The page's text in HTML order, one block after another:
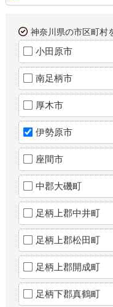
神奈川県の市区町村
小田原市
南足柄市
厚木市
伊勢原市
座間市
中郡大磯町
足柄上郡中井町
足柄上郡松田町
足柄上郡開成町
足柄下郡真鶴町